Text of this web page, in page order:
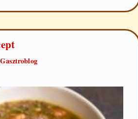
Gasztroblog